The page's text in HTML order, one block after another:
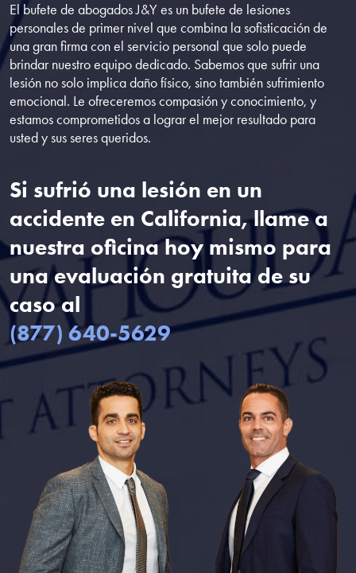
El bufete de abogados J&Y es un bufete de lesiones
personales de primer nivel que combina la sofisticación de
una gran firma con el servicio personal que solo puede
brindar nuestro equipo dedicado. Sabemos que sufrir una
lesión no solo implica daño físico, sino también sufrimiento
emocional. Le ofreceremos compasión y conocimiento, y
estamos comprometidos a lograr el mejor resultado para
usted y sus seres queridos.
Si sufrió una lesión en un
accidente en California, llame a
nuestra oficina hoy mismo para
una evaluación gratuita de su
caso al
(877) 640-5629